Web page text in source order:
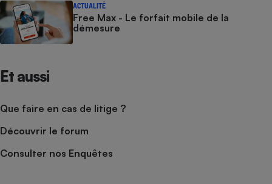
ACTUALITÉ
Free Max - Le forfait mobile de la
démesure
Et aussi
Que faire en cas de litige ?
Découvrir le forum
Consulter nos Enquêtes